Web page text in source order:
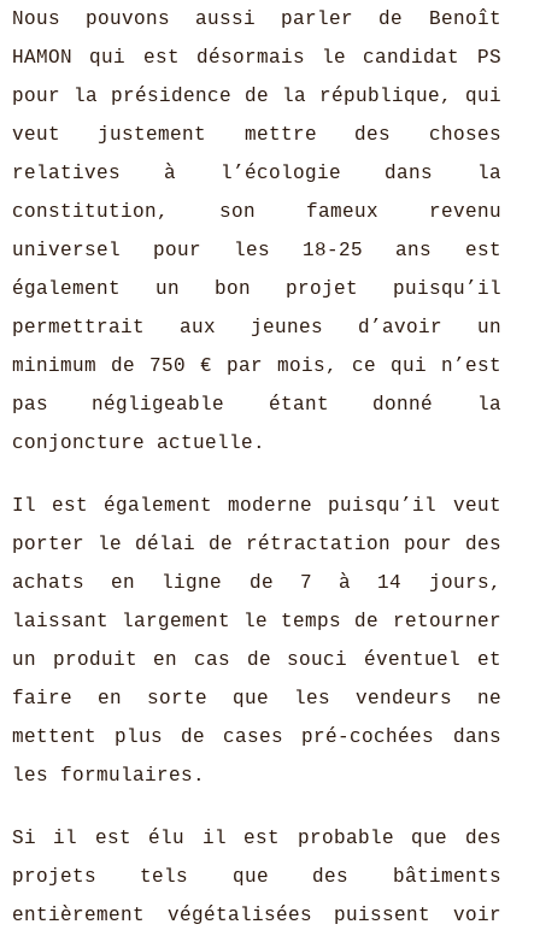
Nous pouvons aussi parler de Benoît
HAMON qui est désormais le candidat PS
pour la présidence de la république, qui
veut justement mettre des choses
relatives à l’écologie dans la
constitution, son fameux revenu
universel pour les 18-25 ans est
également un bon projet puisqu’il
permettrait aux jeunes d’avoir un
minimum de 750 € par mois, ce qui n’est
pas négligeable étant donné la
conjoncture actuelle.
Il est également moderne puisqu’il veut
porter le délai de rétractation pour des
achats en ligne de 7 à 14 jours,
laissant largement le temps de retourner
un produit en cas de souci éventuel et
faire en sorte que les vendeurs ne
mettent plus de cases pré-cochées dans
les formulaires.
Si il est élu il est probable que des
projets tels que des bâtiments
entièrement végétalisées puissent voir